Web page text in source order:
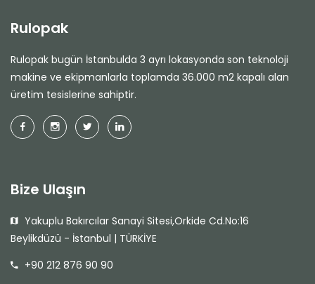
Rulopak
Rulopak bugün İstanbulda 3 ayrı lokasyonda son teknoloji
makine ve ekipmanlarla toplamda 36.000 m2 kapalı alan
üretim tesislerine sahiptir.
Bize Ulaşın
Yakuplu Bakırcılar Sanayi Sitesi,Orkide Cd.No:16
Beylikdüzü - İstanbul | TÜRKİYE
+90 212 876 90 90